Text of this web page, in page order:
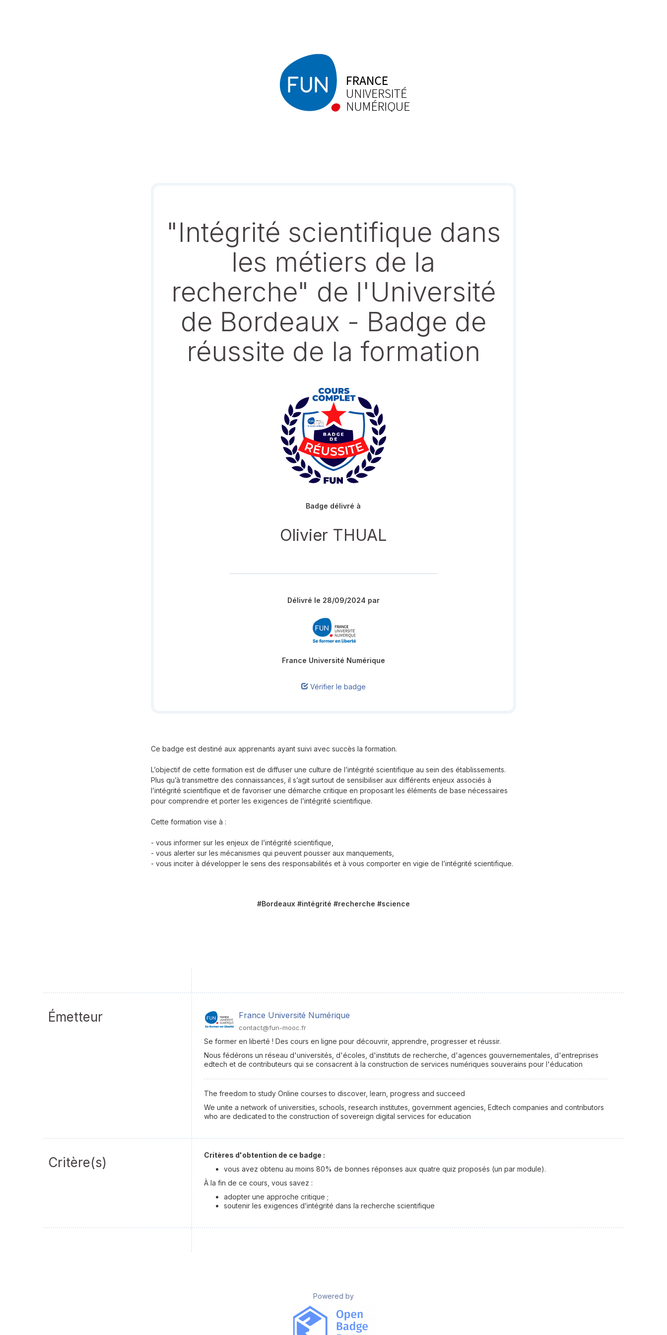
"Intégrité scientifique dans
les métiers de la
recherche" de l'Université
de Bordeaux - Badge de
réussite de la formation
Badge délivré à
Olivier THUAL
Délivré le 28/09/2024 par
France Université Numérique
Vérifier le badge
Ce badge est destiné aux apprenants ayant suivi avec succès la formation.
L’objectif de cette formation est de diffuser une culture de l’intégrité scientifique au sein des établissements.
Plus qu’à transmettre des connaissances, il s’agit surtout de sensibiliser aux différents enjeux associés à
l’intégrité scientifique et de favoriser une démarche critique en proposant les éléments de base nécessaires
pour comprendre et porter les exigences de l’intégrité scientifique.
Cette formation vise à :
- vous informer sur les enjeux de l’intégrité scientifique,
- vous alerter sur les mécanismes qui peuvent pousser aux manquements,
- vous inciter à développer le sens des responsabilités et à vous comporter en vigie de l’intégrité scientifique.
#Bordeaux #intégrité #recherche #science
Émetteur France Université Numérique
contact@fun-mooc.fr
Se former en liberté ! Des cours en ligne pour découvrir, apprendre, progresser et réussir.
Nous fédérons un réseau d'universités, d'écoles, d'instituts de recherche, d'agences gouvernementales, d'entreprises
edtech et de contributeurs qui se consacrent à la construction de services numériques souverains pour l'éducation
The freedom to study Online courses to discover, learn, progress and succeed
We unite a network of universities, schools, research institutes, government agencies, Edtech companies and contributors
who are dedicated to the construction of sovereign digital services for education
Critère(s)
Critères d'obtention de ce badge :
vous avez obtenu au moins 80% de bonnes réponses aux quatre quiz proposés (un par module).
À la fin de ce cours, vous savez :
adopter une approche critique ;
soutenir les exigences d’intégrité dans la recherche scientifique
Powered by